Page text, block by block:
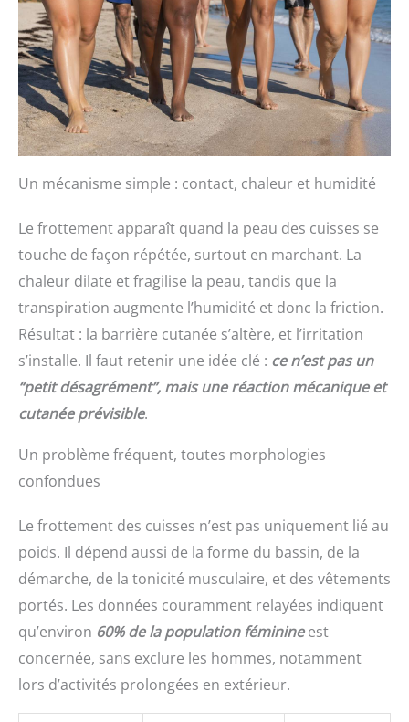
Un mécanisme simple : contact, chaleur et humidité
Le frottement apparaît quand la peau des cuisses se
touche de façon répétée, surtout en marchant. La
chaleur dilate et fragilise la peau, tandis que la
transpiration augmente l’humidité et donc la friction.
Résultat : la barrière cutanée s’altère, et l’irritation
s’installe. Il faut retenir une idée clé : ce n’est pas un
“petit désagrément”, mais une réaction mécanique et
cutanée prévisible.
Un problème fréquent, toutes morphologies
confondues
Le frottement des cuisses n’est pas uniquement lié au
poids. Il dépend aussi de la forme du bassin, de la
démarche, de la tonicité musculaire, et des vêtements
portés. Les données couramment relayées indiquent
qu’environ 60% de la population féminineest
concernée, sans exclure les hommes, notamment
lors d’activités prolongées en extérieur.